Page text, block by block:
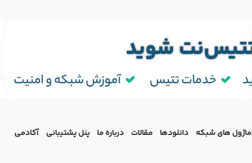
ماژول‌ های شبکه دانلودها مقالات درباره ما پنل پشتیبانی آکادمی